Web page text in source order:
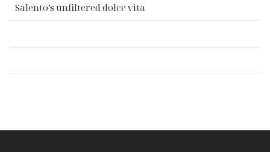
Salento’s unfiltered dolce vita